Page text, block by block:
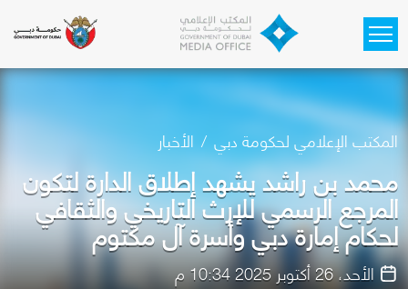
المكتب الإعلامي لحكومة دبي الأخبار
محمد بن راشد يشهد إطلاق الدارة لتكون
المرجع الرسمي للإرث التاريخي والثقافي
لحكام إمارة دبي وأسرة آل مكتوم
الأحد، 26 أكتوبر 2025 10:34 م